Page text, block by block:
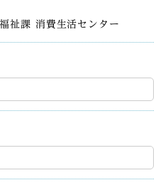
祉課 消費生活センター